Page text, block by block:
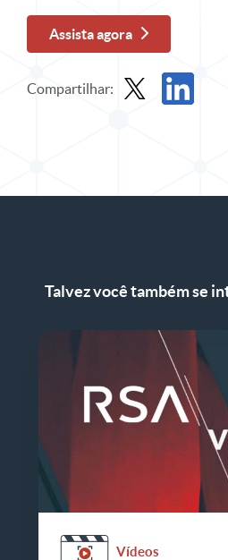
Assista agora
Compartilhar:
Talvez você também se
Vídeos